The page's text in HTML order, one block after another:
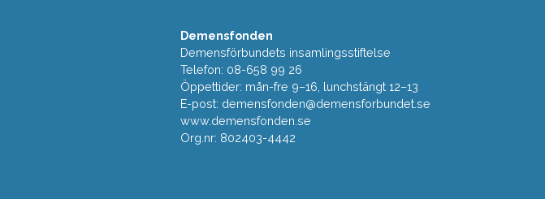
Demensfonden
Demensförbundets insamlingsstiftelse
Telefon: 08-658 99 26
Öppettider: mån-fre 9–16, lunchstängt 12–13
E-post: demensfonden@demensforbundet.se
www.demensfonden.se
Org.nr: 802403-4442